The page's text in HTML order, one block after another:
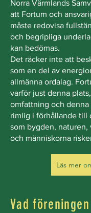
Norra Värmlands
att Fortum och
måste redovisa
och begripliga
kan bedömas.
Det räcker inte att
som en del av
allmänna ordalag.
varför just denna
omfattning och denna
rimlig i förhållande till
som bygden, naturen,
och människorna
Vad